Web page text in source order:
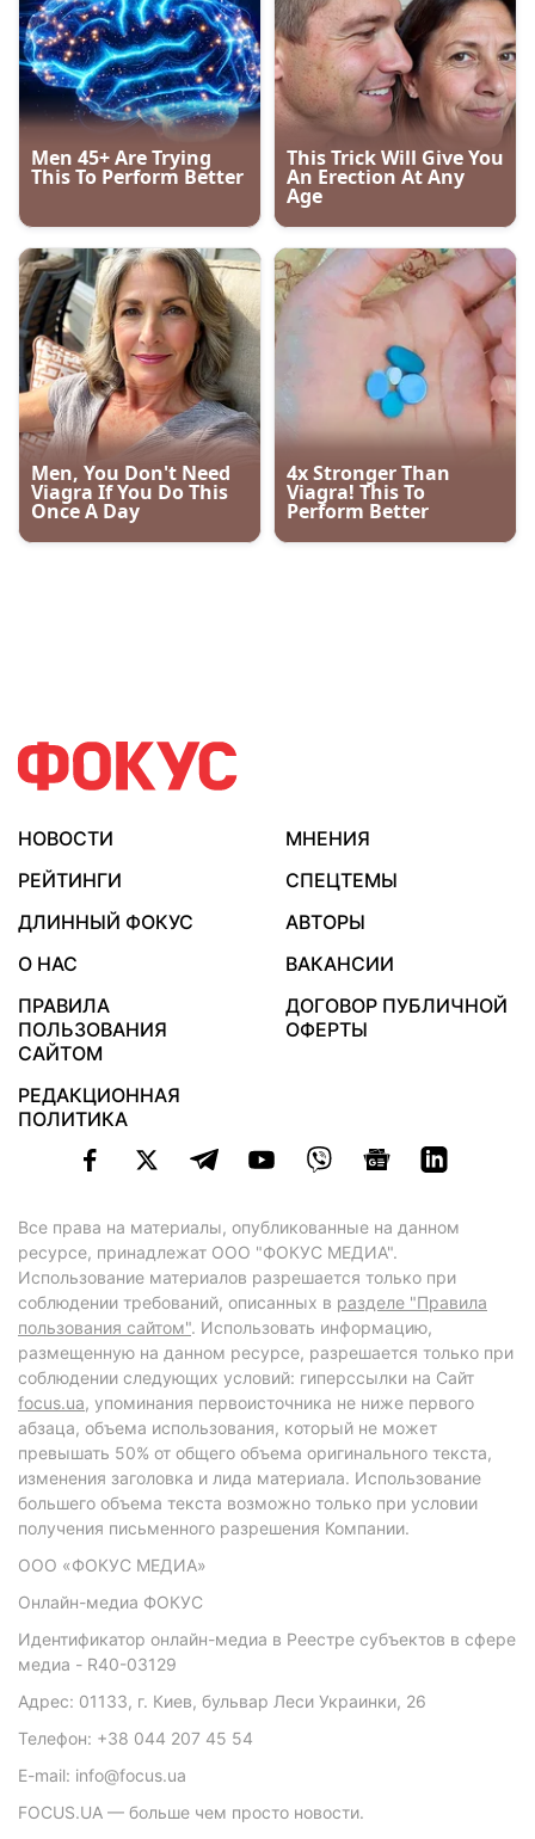
НОВОСТИ
МНЕНИЯ
РЕЙТИНГИ
СПЕЦТЕМЫ
ДЛИННЫЙ ФОКУС
АВТОРЫ
О НАС
ВАКАНСИИ
ПРАВИЛА
ПОЛЬЗОВАНИЯ
САЙТОМ
ДОГОВОР ПУБЛИЧНОЙ
ОФЕРТЫ
РЕДАКЦИОННАЯ
ПОЛИТИКА
Все права на материалы, опубликованные на данном
ресурсе, принадлежат ООО "ФОКУС МЕДИА".
Использование материалов разрешается только при
соблюдении требований, описанных в разделе "Правила
пользования сайтом". Использовать информацию,
размещенную на данном ресурсе, разрешается только при
соблюдении следующих условий: гиперссылки на Сайт
focus.ua, упоминания первоисточника не ниже первого
абзаца, объема использования, который не может
превышать 50% от общего объема оригинального текста,
изменения заголовка и лида материала. Использование
большего объема текста возможно только при условии
получения письменного разрешения Компании.
ООО «ФОКУС МЕДИА»
Онлайн-медиа ФОКУС
Идентификатор онлайн-медиа в Реестре субъектов в сфере
медиа - R40-03129
Адрес: 01133, г. Киев, бульвар Леси Украинки, 26
Телефон: +38 044 207 45 54
E-mail: info@focus.ua
FOCUS.UA — больше чем просто новости.